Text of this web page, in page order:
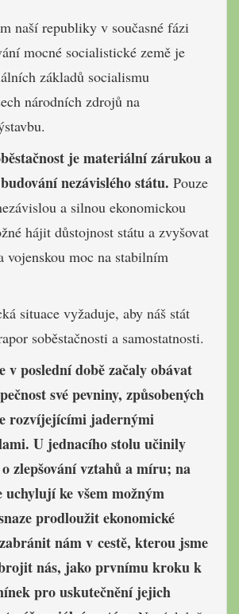
naší republiky v současné fázi
mocné socialistické země je
základů socialismu
národních zdrojů na
je materiální zárukou a
nezávislého státu. Pouze
a silnou ekonomickou
hájit důstojnost státu a zvyšovat
vojenskou moc na stabilním
situace vyžaduje, aby náš stát
soběstačnosti a samostatnosti.
v poslední době začaly obávat
své pevniny, způsobených
rozvíjejícími jadernými
U jednacího stolu učinily
zlepšování vztahů a míru; na
uchylují ke všem možným
prodloužit ekonomické
nám v cestě, kterou jsme
nás, jako prvnímu kroku k
pro uskutečnění jejich